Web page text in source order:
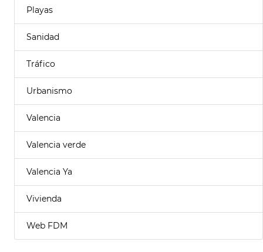
Playas
Sanidad
Tráfico
Urbanismo
Valencia
Valencia verde
Valencia Ya
Vivienda
Web FDM